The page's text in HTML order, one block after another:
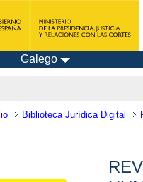
Galego
Biblioteca Jurídica Digital